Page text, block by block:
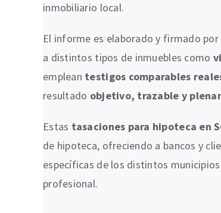
inmobiliario local.
El informe es elaborado y firmado por
a distintos tipos de inmuebles como
emplean testigos comparables
resultado objetivo, trazable y
Estas tasaciones para hipoteca en
de hipoteca, ofreciendo a bancos y
específicas de los distintos
profesional.